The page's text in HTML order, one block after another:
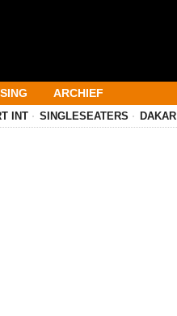
ARCHIEF
INT SINGLESEATERS DAKAR